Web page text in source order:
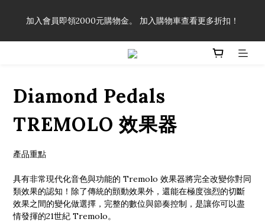
享有弦線、配件終生89折優惠！
加入會員即領2000元購物金。 加入購物車查看更多折扣！
「一生弦命！」單筆購買弦線、配件滿$999（不含運費），即可
Diamond Pedals
TREMOLO 效果器
產品重點
具有非常現代化音色與功能的 Tremolo 效果器將完全改變你對同
類效果的認知！除了傳統的顫動效果外，還能在極度強烈的切斷
效果之間的變化做選擇，完整的數位與節奏控制，是讓你可以盡
情發揮的21世紀 Tremolo。